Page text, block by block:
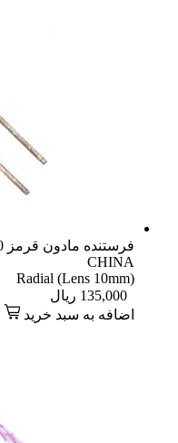
فرستنده مادون قرمز 10 میلیمتر
CHINA
Radial (Lens 10mm)
135,000 ریال
اضافه به سبد خرید